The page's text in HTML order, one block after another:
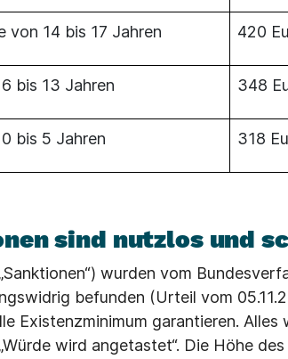
von 14 bis 17 Jahren 420
bis 13 Jahren 348
bis 5 Jahren 318
sind nutzlos und
wurden vom
befunden (Urteil vom
Existenzminimum garantieren.
wird angetastet“. Die Höhe